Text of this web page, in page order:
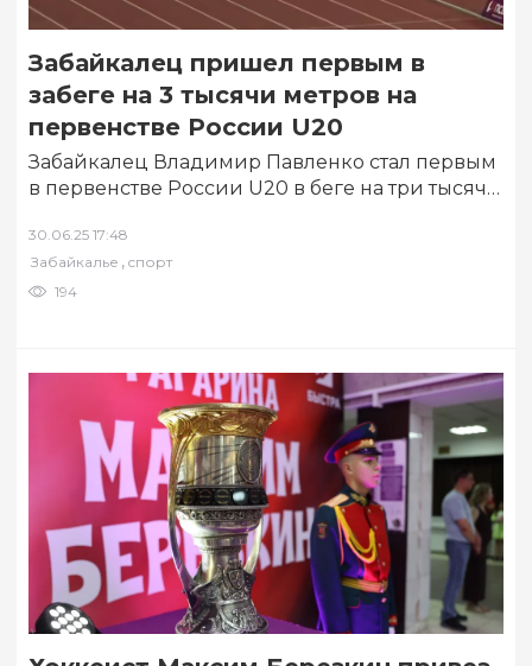
Забайкалец пришел первым в
забеге на 3 тысячи метров на
первенстве России U20
Забайкалец Владимир Павленко стал первым
в первенстве России U20 в беге на три тысячи
Екатеринбурге…
30.06.25 17:48
Забайкалье , спорт
194